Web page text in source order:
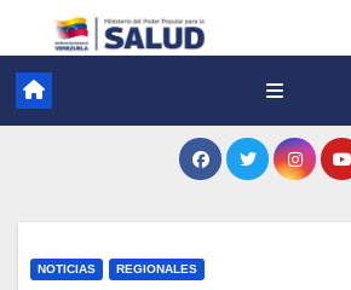
NOTICIAS REGIONALES